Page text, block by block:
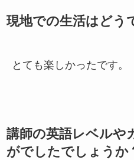
現地での生活はどう
とても楽しかったです。
講師の英語レベルや
がでしたでしょうか